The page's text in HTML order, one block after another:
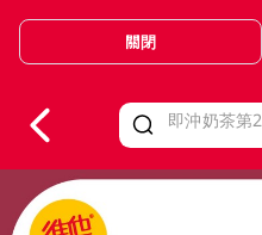
Valid Until 30 June
關閉